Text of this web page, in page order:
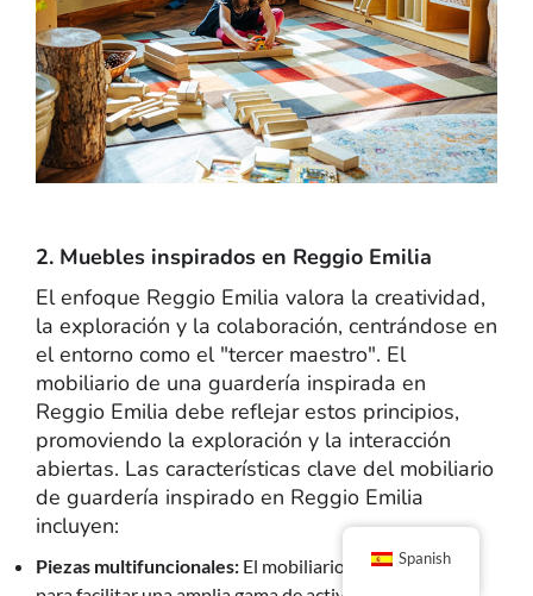
2. Muebles inspirados en Reggio Emilia
El enfoque Reggio Emilia valora la creatividad,
la exploración y la colaboración, centrándose en
el entorno como el "tercer maestro". El
mobiliario de una guardería inspirada en
Reggio Emilia debe reflejar estos principios,
promoviendo la exploración y la interacción
abiertas. Las características clave del mobiliario
de guardería inspirado en Reggio Emilia
incluyen:
Piezas multifuncionales: El mobiliario está diseñado
Spanish